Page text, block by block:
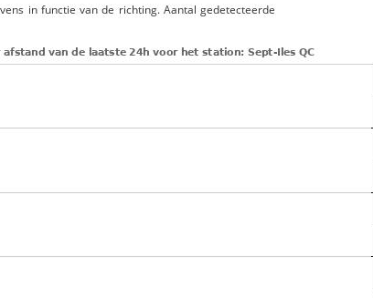
in functie van de richting. Aantal gedetecteerde